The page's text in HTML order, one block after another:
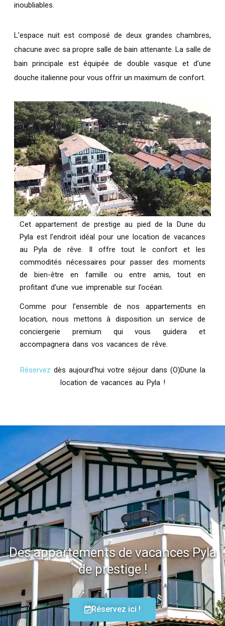
inoubliables.
L’espace nuit est composé de deux grandes chambres,
chacune avec sa propre salle de bain attenante. La salle de
bain principale est équipée de double vasque et d’une
douche italienne pour vous offrir un maximum de confort.
Cet appartement de prestige au pied de la Dune du
Pyla est l’endroit idéal pour une location de vacances
au Pyla de rêve. Il offre tout le confort et les
commodités nécessaires pour passer des moments
de bien-être en famille ou entre amis, tout en
profitant d’une vue imprenable sur l’océan.
Comme pour l’ensemble de nos appartements en
location, nous mettons à disposition un service de
conciergerie premium qui vous guidera et
accompagnera dans vos vacances de rêve.
Réservez dès aujourd’hui votre séjour dans (O)Dune la
location de vacances au Pyla !
Des appartements de vacances Pyla
de prestige !
Réservez ici !